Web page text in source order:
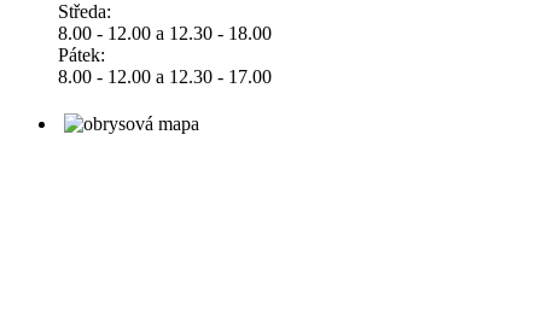
Středa:
8.00 - 12.00 a 12.30 - 18.00
Pátek:
8.00 - 12.00 a 12.30 - 17.00